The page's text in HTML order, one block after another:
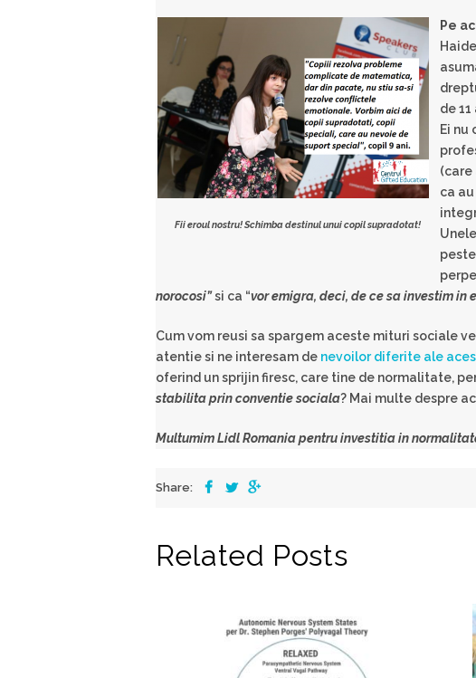
Fii eroul nostru! Schimba destinul unui copil supradotat!
Pe
de
Ei nu
(care
ca
norocosi”si ca “vor emigra, deci, de ce sa investim in
Cum vom reusi sa spargem aceste mituri sociale
atentie si ne interesam de nevoilor diferite ale
oferind un sprijin firesc, care tine de normalitate,
stabilita prin conventie sociala? Mai multe despre
MultumimLidlRomaniapentru investitia in
Share:
Related Posts